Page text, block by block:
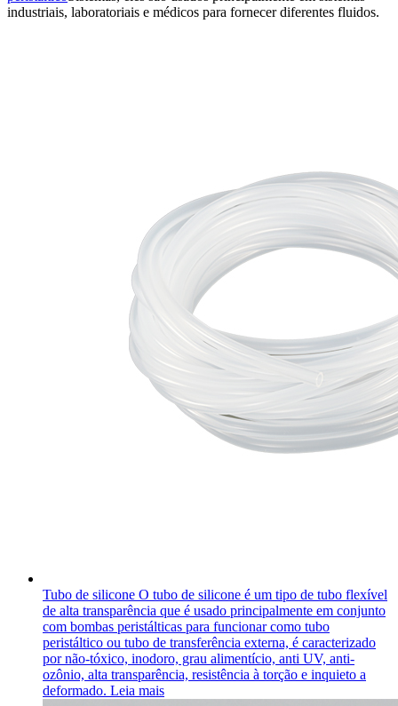
industriais, laboratoriais e médicos para fornecer diferentes fluidos.
Tubo de silicone O tubo de silicone é um tipo de tubo flexível
de alta transparência que é usado principalmente em conjunto
com bombas peristálticas para funcionar como tubo
peristáltico ou tubo de transferência externa, é caracterizado
por não-tóxico, inodoro, grau alimentício, anti UV, anti-
ozônio, alta transparência, resistência à torção e inquieto a
deformado. Leia mais